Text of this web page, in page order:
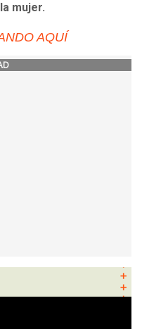
mujer.
AQUÍ